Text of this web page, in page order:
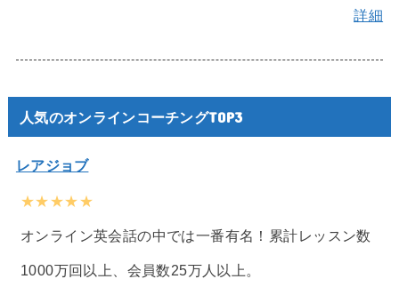
詳細
人気のオンラインコーチングTOP3
レアジョブ
★★★★★
オンライン英会話の中では一番有名！累計レッスン数
1000万回以上、会員数25万人以上。